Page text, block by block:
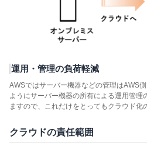
運用・管理の負荷軽減
AWSではサーバー機器などの管理はAWS
ようにサーバー機器の所有による運用管理
ますので、これだけをとってもクラウド化
クラウドの責任範囲